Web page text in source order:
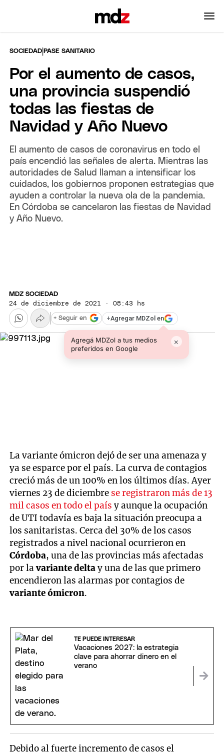
SOCIEDAD |PASE SANITARIO
Por el aumento de casos,
una provincia suspendió
todas las fiestas de
Navidad y Año Nuevo
El aumento de casos de coronavirus en todo el
país encendió las señales de alerta. Mientras las
autoridades de Salud llaman a intensificar los
cuidados, los gobiernos proponen estrategias que
ayuden a controlar la nueva ola de la pandemia.
En Córdoba se cancelaron las fiestas de Navidad
y Año Nuevo.
MDZ SOCIEDAD
24 de diciembre de 2021 · 08:43 hs
+Agregar MDZol en
Agregá MDZol a tus medios
preferidos en Google
×
+ Seguir en
La variante ómicron dejó de ser una amenaza y
ya se esparce por el país. La curva de contagios
creció más de un 100% en los últimos días. Ayer
viernes 23 de diciembre se registraron más de 13
mil casos en todo el país y aunque la ocupación
de UTI todavía es baja la situación preocupa a
los sanitaristas. Cerca del 30% de los casos
registrados a nivel nacional ocurrieron en
Córdoba, una de las provincias más afectadas
por lavariante deltay una de las que primero
encendieron las alarmas por contagios de
variante ómicron.
TE PUEDE INTERESAR
Vacaciones 2027: la estrategia
clave para ahorrar dinero en el
verano
Debido al fuerte incremento de casos el